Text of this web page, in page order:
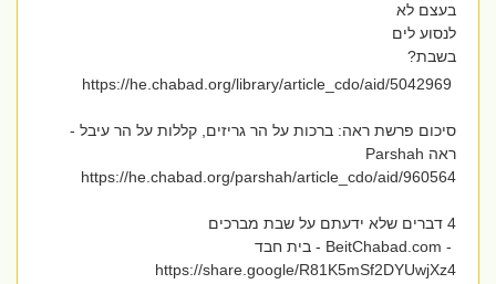
בעצם לא
לנסוע לים
בשבת?
סיכום פרשת ראה: ברכות על הר גריזים, קללות על הר עיבל -
ראה Parshah
https://he.chabad.org/parshah/article_cdo/aid/960564
- BeitChabad.com - בית חבד
https://share.google/R81K5mSf2DYUwjXz4